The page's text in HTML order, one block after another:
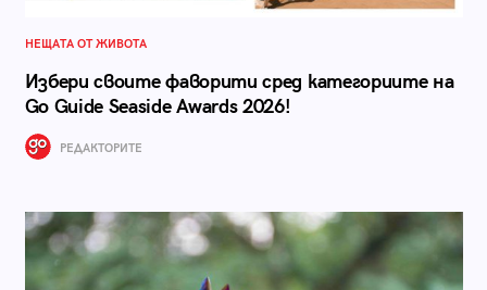
НЕЩАТА ОТ ЖИВОТА
Избери своите фаворити сред категориите на
Go Guide Seaside Awards 2026!
РЕДАКТОРИТЕ